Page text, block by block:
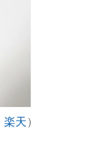
楽天）